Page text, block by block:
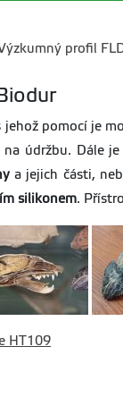
profil
pomocí je
údržbu. Dále je
a jejich části,
silikonem.
HT109